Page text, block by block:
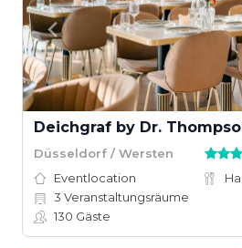
Deichgraf by Dr.
Düsseldorf / Wersten
Eventlocation
3 Veranstaltungsräume
130 Gäste